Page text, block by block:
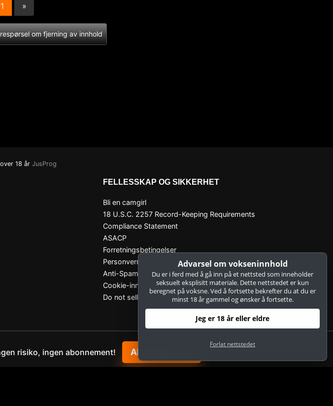
1(current)
»
om fjerning av innhold
18 år JusProg
FELLESSKAP OG SIKKERHET
Bli en camgirl
18 U.S.C. 2257 Record-Keeping Requirements
Compliance Statement
ASACP
Forretningsbetingelser
Personvernerklæring
Anti-Spam
Cookie-innstillinger
Do not sell my data
risiko, ingen abonnement! ABONNER NÅ
Advarsel om vokseninnhold
Du er i ferd med å gå inn på et nettsted som inneholder
seksuelt eksplisitt materiale. Dette nettstedet er kun
beregnet på voksne. Ved å fortsette bekrefter du at du er
minst 18 år gammel og ønsker å fortsette.
Jeg er 18 år eller eldre
Forlat nettstedet